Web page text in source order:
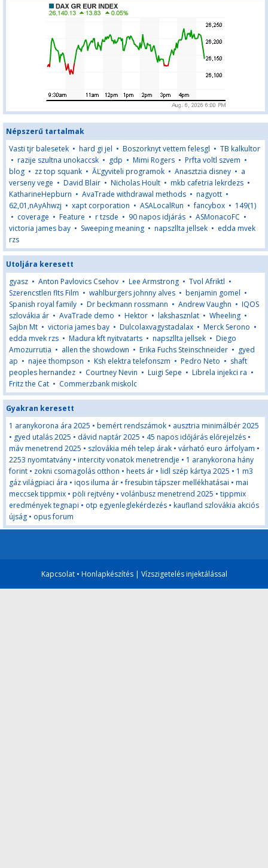
Népszerű tartalmak
Vasti tjr balesetek • hard gi jel • Boszorknyt vettem felesgl • TB kalkultor
• razije szultna unokaccsk • gdp • Mimi Rogers • Prfta voltl szvem •
blog • zz top squank • ĂĽgyviteli programok • Anasztzia disney • a
verseny vege • David Blair • Nicholas Hoult • mkb cafetria lekrdezs •
KatharineHepburn • AvaTrade withdrawal methods • nagyott •
62,01,nAyAhwzj • xapt corporation • ASALocalRun •fancybox • 149(1)
• coverage • Feature • r tzsde • 90 napos idjárás • ASMonacoFC •
victoria james bay • Sweeping meaning • napszllta jellsek • edda mvek
rzs
Utoljára keresett
gyasz • Anton Pavlovics Csehov • Lee Armstrong • Tvol Afriktl •
Szerencstlen flts Film • wahlburgers johnny alves • benjamin gomel •
Spanish royal family • Dr beckmann rossmann • Andrew Vaughn • IQOS
szlovákia ár • AvaTrade demo • Hektor • lakshasznlat • Wheeling •
Sajbn Mt • victoria james bay • Dulcolaxvagystadalax • Merck Serono •
edda mvek rzs • Madura kft nyitvatarts • napszllta jellsek • Diego
Amozurrutia • allen the showdown • Erika Fuchs Steinschneider • gyed
ap • najee thompson • Ksh elektra telefonszm • Pedro Neto • shaft
peoples hernandez • Courtney Nevin • Luigi Sepe • Librela injekci ra •
Fritz the Cat • Commerzbank miskolc
Gyakran keresett
1 aranykorona ára 2025 • bemért rendszámok • ausztria minimálbér 2025
• gyed utalás 2025 • dávid naptár 2025 • 45 napos időjárás előrejelzés •
máv menetrend 2025 • szlovákia méh telep árak • várható euro árfolyam •
2253 nyomtatvány • intercity vonatok menetrendje • 1 aranykorona hány
forint • zokni csomagolás otthon • heets ár • lidl szép kártya 2025 • 1 m3
gáz világpiaci ára • iqos iluma ár •fresubin tápszer mellékhatásai • mai
meccsek tippmix • pöli rejtvény • volánbusz menetrend 2025 • tippmix
eredmények tegnapi • otp egyenleglekérdezés • kaufland szlovákia akciós
újság • opus forum
Kapcsolat• Honlapkészítés| Vízszigetelés injektálással